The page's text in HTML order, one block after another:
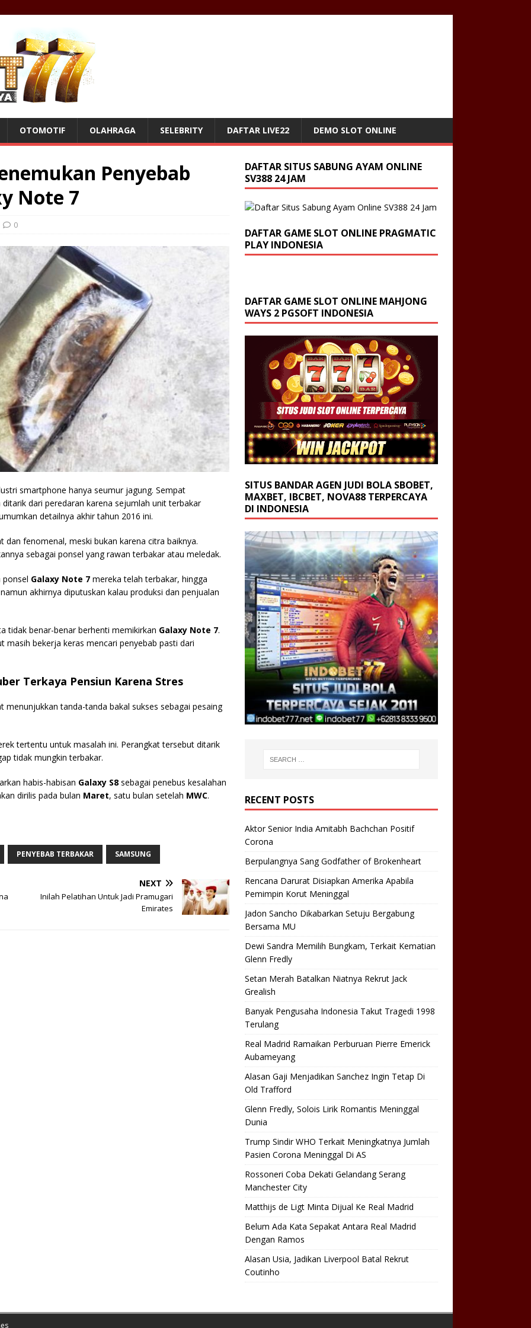
OTOMOTIF OLAHRAGA SELEBRITY DAFTAR LIVE22 DEMO SLOT ONLINE
Penyebab
Note 7
0
smartphone hanya seumur jagung. Sempat
dari peredaran karena sejumlah unit terbakar
detailnya akhir tahun 2016 ini.
dan fenomenal, meski bukan karena citra baiknya.
sebagai ponsel yang rawan terbakar atau meledak.
ponsel Galaxy Note 7 mereka telah terbakar, hingga
akhirnya diputuskan kalau produksi dan penjualan
tidak benar-benar berhenti memikirkan Galaxy Note 7.
masih bekerja keras mencari penyebab pasti dari
Terkaya Pensiun Karena Stres
menunjukkan tanda-tanda bakal sukses sebagai pesaing
tertentu untuk masalah ini. Perangkat tersebut ditarik
tidak mungkin terbakar.
habis-habisan Galaxy S8 sebagai penebus kesalahan
dirilis pada bulan Maret, satu bulan setelah MWC.
PENYEBAB TERBAKAR SAMSUNG
NEXT
Inilah Pelatihan Untuk Jadi Pramugari
Emirates
DAFTAR SITUS SABUNG AYAM ONLINE
SV388 24 JAM
DAFTAR GAME SLOT ONLINE PRAGMATIC
PLAY INDONESIA
DAFTAR GAME SLOT ONLINE MAHJONG
WAYS 2 PGSOFT INDONESIA
SITUS BANDAR AGEN JUDI BOLA SBOBET,
MAXBET, IBCBET, NOVA88 TERPERCAYA
DI INDONESIA
RECENT POSTS
Aktor Senior India Amitabh Bachchan Positif
Corona
Berpulangnya Sang Godfather of Brokenheart
Rencana Darurat Disiapkan Amerika Apabila
Pemimpin Korut Meninggal
Jadon Sancho Dikabarkan Setuju Bergabung
Bersama MU
Dewi Sandra Memilih Bungkam, Terkait Kematian
Glenn Fredly
Setan Merah Batalkan Niatnya Rekrut Jack
Grealish
Banyak Pengusaha Indonesia Takut Tragedi 1998
Terulang
Real Madrid Ramaikan Perburuan Pierre Emerick
Aubameyang
Alasan Gaji Menjadikan Sanchez Ingin Tetap Di
Old Trafford
Glenn Fredly, Solois Lirik Romantis Meninggal
Dunia
Trump Sindir WHO Terkait Meningkatnya Jumlah
Pasien Corona Meninggal Di AS
Rossoneri Coba Dekati Gelandang Serang
Manchester City
Matthijs de Ligt Minta Dijual Ke Real Madrid
Belum Ada Kata Sepakat Antara Real Madrid
Dengan Ramos
Alasan Usia, Jadikan Liverpool Batal Rekrut
Coutinho